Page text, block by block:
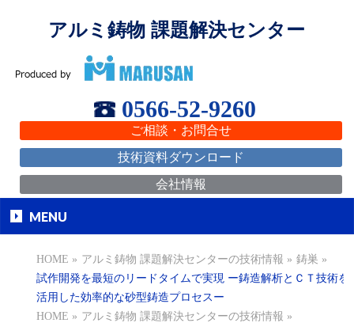
アルミ鋳物 課題解決センター
0566-52-9260
ご相談・お問合せ
技術資料ダウンロード
会社情報
MENU
HOME » アルミ鋳物 課題解決センターの技術情報 » 鋳巣 »
試作開発を最短のリードタイムで実現 ー鋳造解析とＣＴ技術を
活用した効率的な砂型鋳造プロセスー
HOME » アルミ鋳物 課題解決センターの技術情報 »